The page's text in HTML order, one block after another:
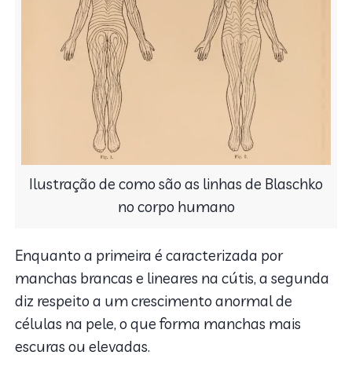
Ilustração de como são as linhas de Blaschko
no corpo humano
Enquanto a primeira é caracterizada por
manchas brancas e lineares na cútis, a segunda
diz respeito a um crescimento anormal de
células na pele, o que forma manchas mais
escuras ou elevadas.